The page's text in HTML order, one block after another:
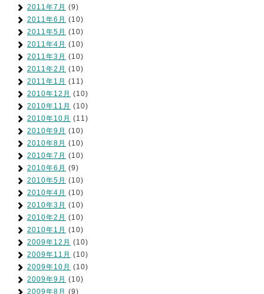
2011年7月 (9)
2011年6月 (10)
2011年5月 (10)
2011年4月 (10)
2011年3月 (10)
2011年2月 (10)
2011年1月 (11)
2010年12月 (10)
2010年11月 (10)
2010年10月 (11)
2010年9月 (10)
2010年8月 (10)
2010年7月 (10)
2010年6月 (9)
2010年5月 (10)
2010年4月 (10)
2010年3月 (10)
2010年2月 (10)
2010年1月 (10)
2009年12月 (10)
2009年11月 (10)
2009年10月 (10)
2009年9月 (10)
2009年8月 (9)